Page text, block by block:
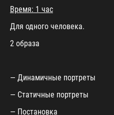
Время: 1 час
Для одного человека.
2 образа
— Динамичные портреты
— Статичные портреты
— Постановка